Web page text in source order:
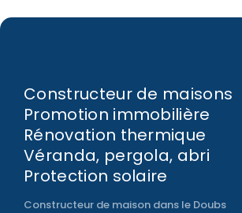
Constructeur de maisons
Promotion immobilière
Rénovation thermique
Véranda, pergola, abri
Protection solaire
Constructeur de maison dans le Doubs